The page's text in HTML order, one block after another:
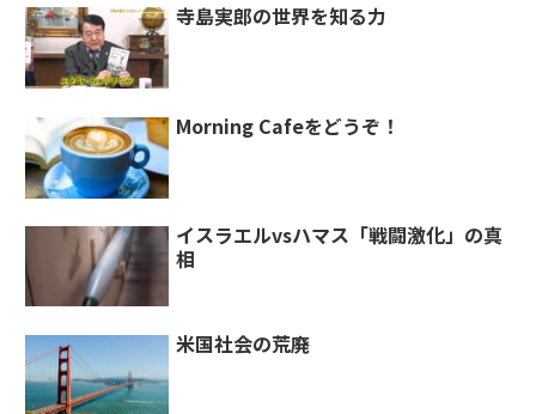
寺島実郎の世界を知る力
Morning Cafeをどうぞ！
イスラエルvsハマス「戦闘激化」の真
相
米国社会の荒廃